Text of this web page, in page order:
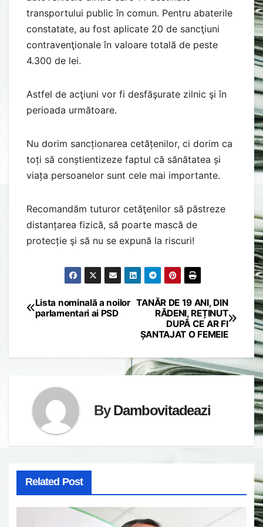
transportului public în comun. Pentru abaterile
constatate, au fost aplicate 20 de sancţiuni
contravenţionale în valoare totală de peste
4.300 de lei.
Astfel de acţiuni vor fi desfăşurate zilnic şi în
perioada următoare.
Nu dorim sancționarea cetățenilor, ci dorim ca
toți să conștientizeze faptul că sănătatea și
viața persoanelor sunt cele mai importante.
Recomandăm tuturor cetăţenilor să păstreze
distanțarea fizică, să poarte mască de
protecție şi să nu se expună la riscuri!
Post
TANĂR DE 19 ANI, DIN
RĂDENI, REȚINUT
DUPĂ CE AR FI
ȘANTAJAT O FEMEIE
Lista nominală a noilor
parlamentari ai PSD
ByDambovitadeazi
Related Post